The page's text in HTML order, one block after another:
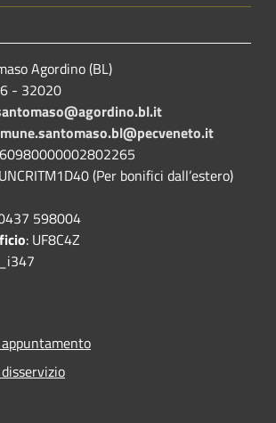
Agordino (BL)
- 32020
(Per bonifici dall’estero)
598004
: UF8C4Z